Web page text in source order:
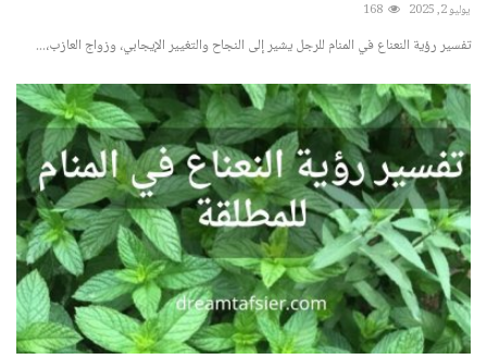
يوليو 2, 2025 168
تفسير رؤية النعناع في المنام للرجل يشير إلى النجاح والتغيير الإيجابي، وزواج العازب،...